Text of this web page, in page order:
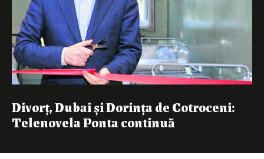
Divorț, Dubai și Dorința de Cotroceni:
Telenovela Ponta continuă